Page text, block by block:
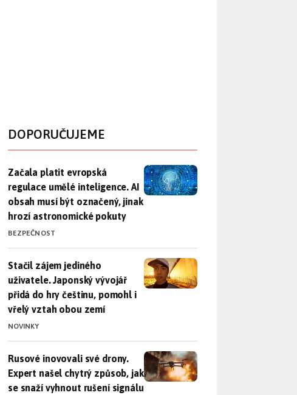
DOPORUČUJEME
Začala platit evropská regulace umělé inteligence. AI obsah
Začala platit evropská
regulace umělé inteligence. AI
obsah musí být označený, jinak
hrozí astronomické pokuty
BEZPEČNOST
Stačil zájem jediného uživatele. Japonský vývojář přidá do hry
Stačil zájem jediného
uživatele. Japonský vývojář
přidá do hry češtinu, pomohl i
vřelý vztah obou zemí
NOVINKY
Rusové inovovali své drony. Expert našel chytrý způsob, jak se
Rusové inovovali své drony.
Expert našel chytrý způsob, jak
se snaží vyhnout rušení signálu